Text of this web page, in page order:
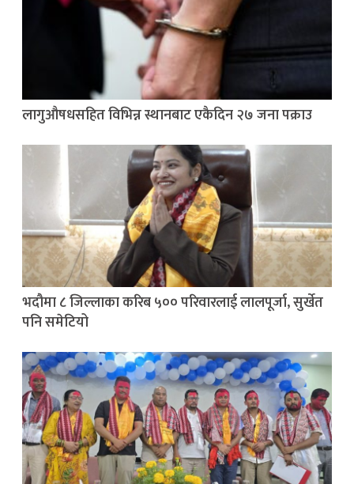
लागुऔषधसहित विभिन्न स्थानबाट एकैदिन २७ जना पक्राउ
भदौमा ८ जिल्लाका करिब ५०० परिवारलाई लालपूर्जा, सुर्खेत
पनि समेटियो